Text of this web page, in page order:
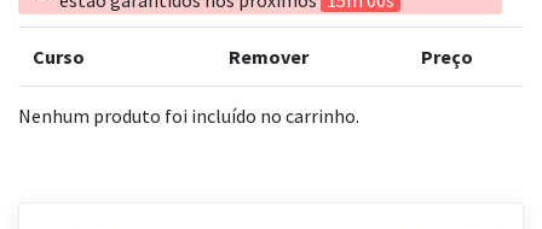
Curso Remover Preço
Nenhum produto foi incluído no carrinho.